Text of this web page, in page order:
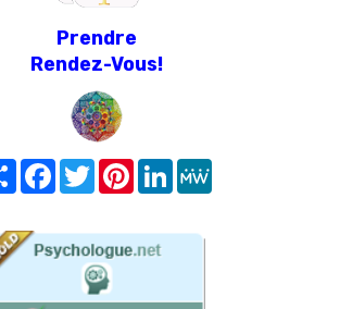
Prendre
Rendez-Vous!
Share FacebookTwitterPinterest
LinkedIn